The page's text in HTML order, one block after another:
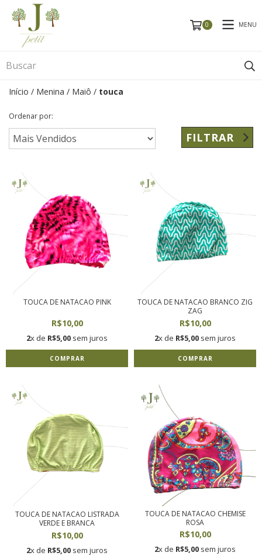
0 MENU
Início / Menina / Maiô / touca
Ordenar por:
FILTRAR
TOUCA DE NATACAO PINK
R$10,00
2x de R$5,00 sem juros
COMPRAR
TOUCA DE NATACAO BRANCO ZIG
ZAG
R$10,00
2x de R$5,00 sem juros
COMPRAR
TOUCA DE NATACAO LISTRADA
VERDE E BRANCA
R$10,00
2x de R$5,00 sem juros
TOUCA DE NATACAO CHEMISE
ROSA
R$10,00
2x de R$5,00 sem juros